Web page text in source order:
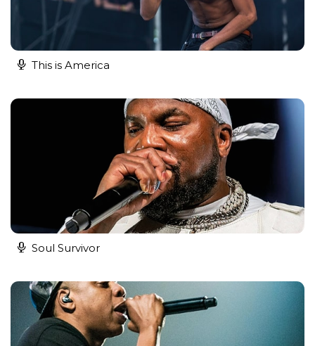
This is America
Soul Survivor